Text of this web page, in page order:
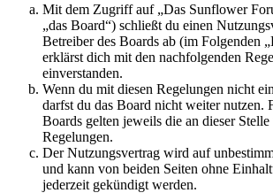
Mit dem Zugriff auf „Das Sunflower
„das Board“) schließt du einen
Betreiber des Boards ab (im Folgenden
erklärst dich mit den nachfolgenden
einverstanden.
Wenn du mit diesen Regelungen nicht
darfst du das Board nicht weiter nutzen.
Boards gelten jeweils die an dieser
Regelungen.
Der Nutzungsvertrag wird auf
und kann von beiden Seiten ohne
jederzeit gekündigt werden.